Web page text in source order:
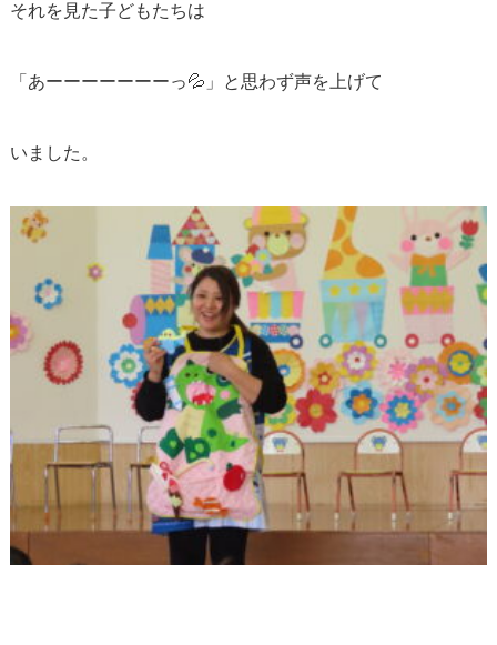
それを見た子どもたちは
「あーーーーーーーっ💦」と思わず声を上げて
いました。